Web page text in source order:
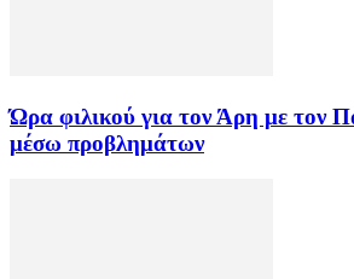
Ώρα φιλικού για τον Άρη με τον
μέσω προβλημάτων